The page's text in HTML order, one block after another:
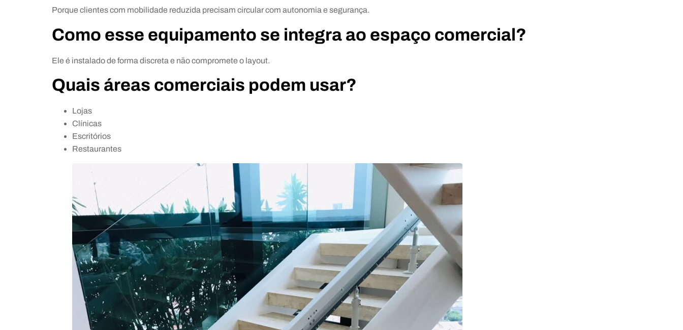
Porque clientes com mobilidade reduzida precisam circular com autonomia e segurança.
Como esse equipamento se integra ao espaço comercial?
Ele é instalado de forma discreta e não compromete o layout.
Quais áreas comerciais podem usar?
Lojas
Clínicas
Escritórios
Restaurantes